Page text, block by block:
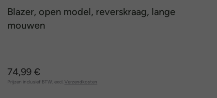
Blazer, open model, reverskraag, lange
mouwen
74,99 €
Prijzen inclusief BTW, excl. Verzendkosten